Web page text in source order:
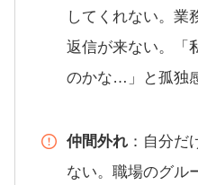
してくれない。業
返信が来ない。「
のかな…」と孤独
仲間外れ：自分だ
ない。職場のグル